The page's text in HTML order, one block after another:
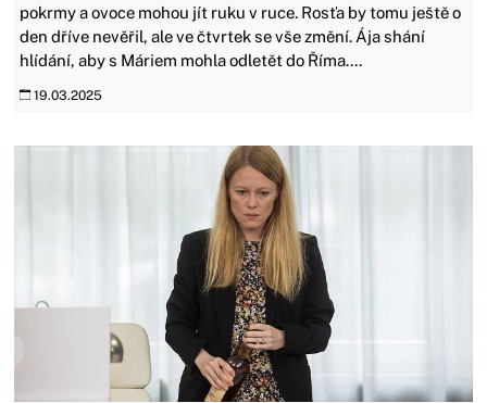
pokrmy a ovoce mohou jít ruku v ruce. Rosťa by tomu ještě o
den dříve nevěřil, ale ve čtvrtek se vše změní. Ája shání
hlídání, aby s Máriem mohla odletět do Říma....
19.03.2025